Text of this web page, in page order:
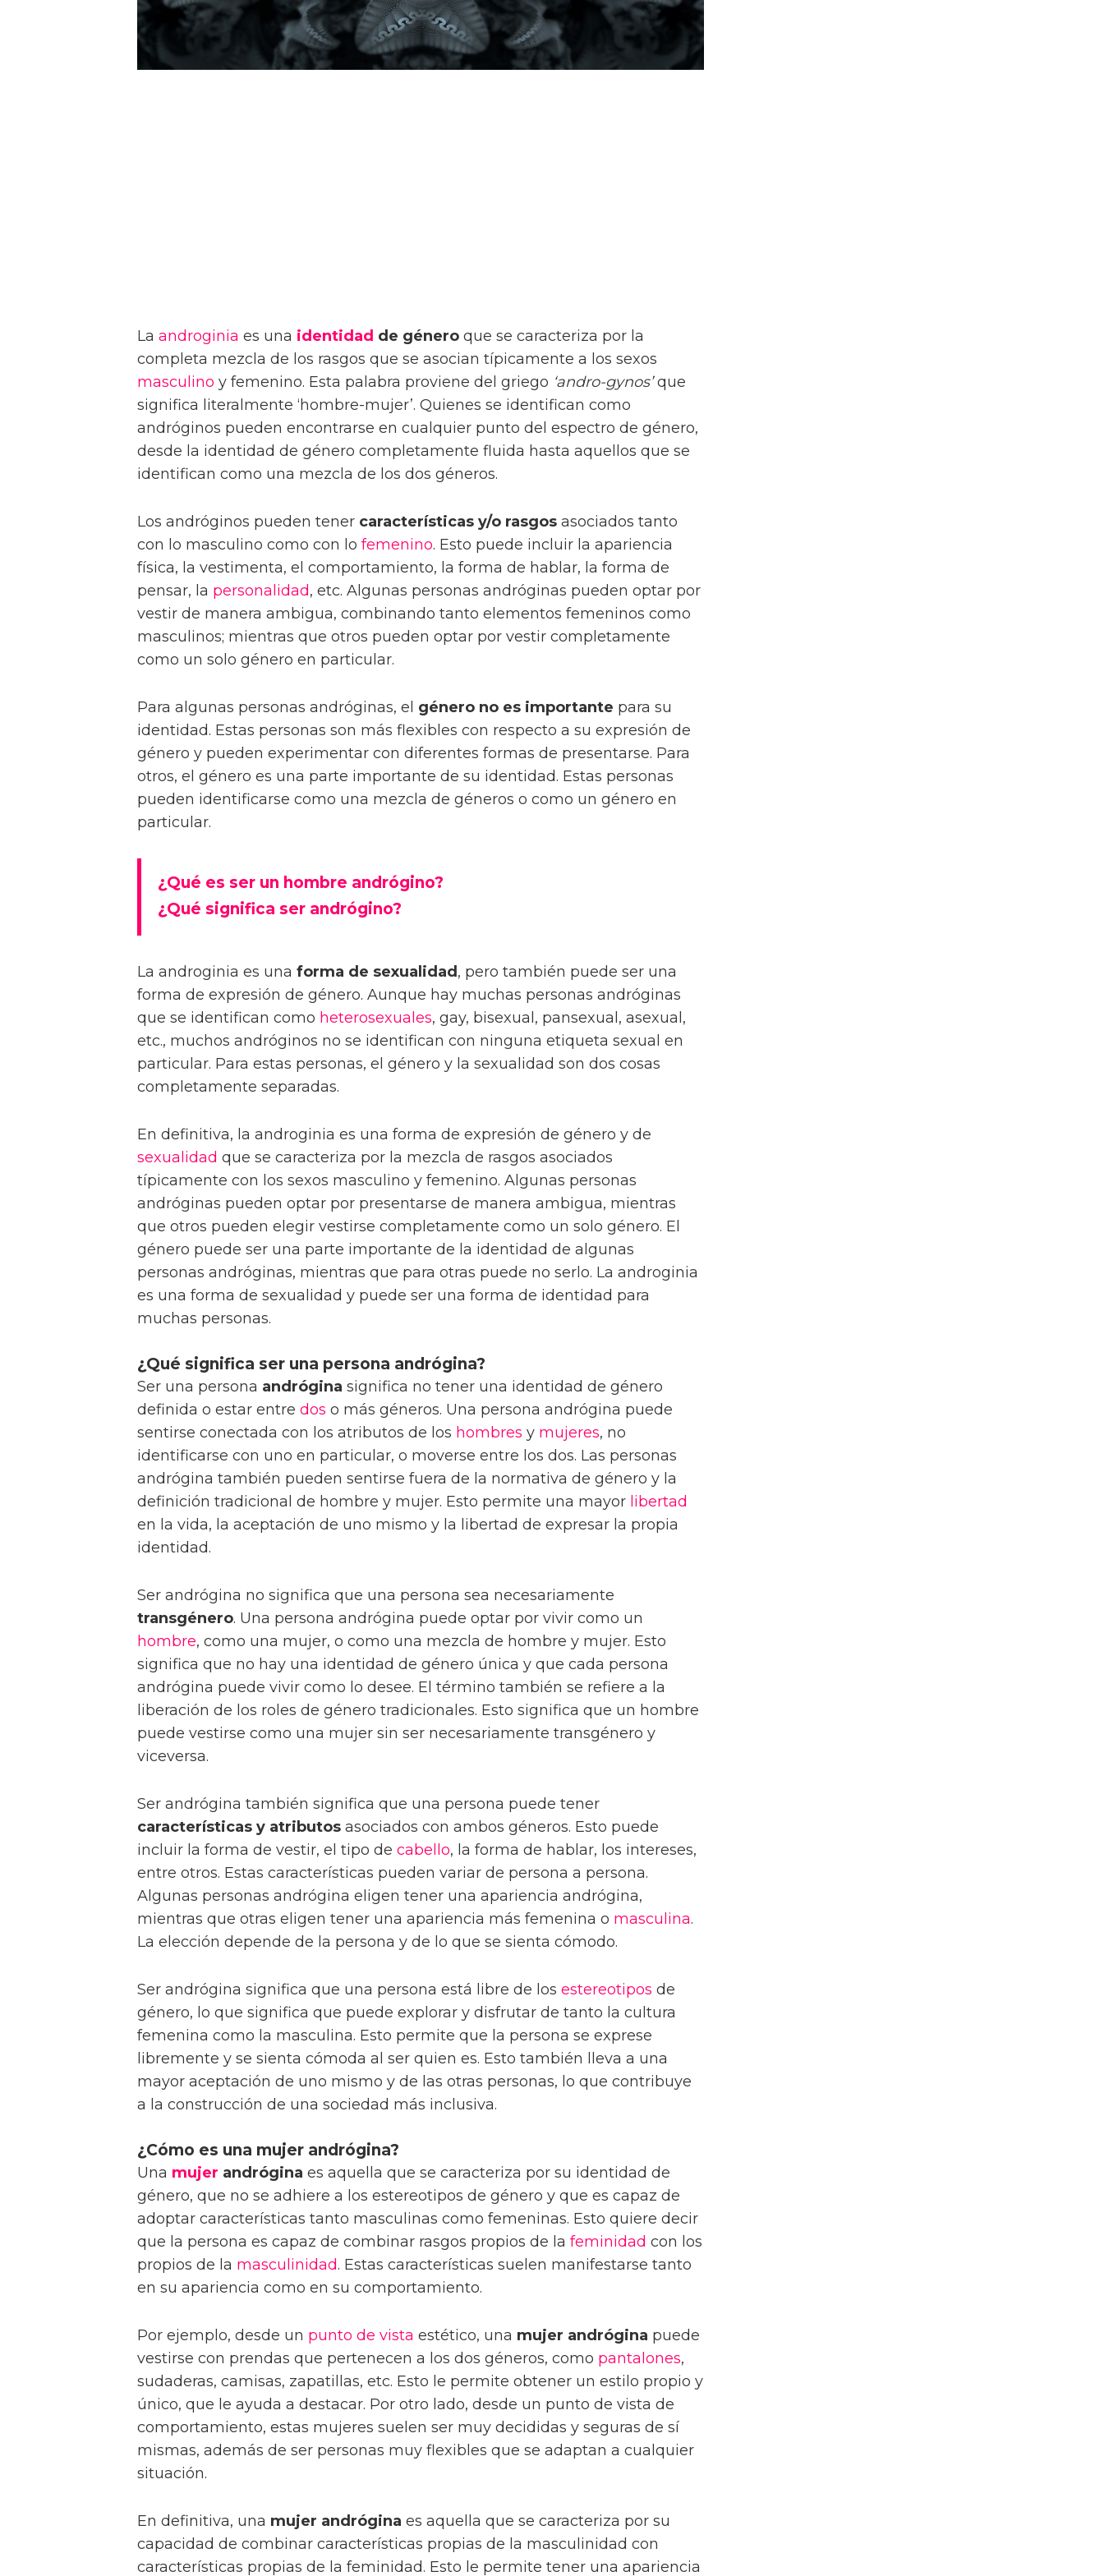
La androginia es una identidad de género que se caracteriza por la
completa mezcla de los rasgos que se asocian típicamente a los sexos
masculino y femenino. Esta palabra proviene del griego ‘andro-gynos’que
significa literalmente ‘hombre-mujer’. Quienes se identifican como
andróginos pueden encontrarse en cualquier punto del espectro de género,
desde la identidad de género completamente fluida hasta aquellos que se
identifican como una mezcla de los dos géneros.
Los andróginos pueden tener características y/o rasgos asociados tanto
con lo masculino como con lo femenino. Esto puede incluir la apariencia
física, la vestimenta, el comportamiento, la forma de hablar, la forma de
pensar, la personalidad, etc. Algunas personas andróginas pueden optar por
vestir de manera ambigua, combinando tanto elementos femeninos como
masculinos; mientras que otros pueden optar por vestir completamente
como un solo género en particular.
Para algunas personas andróginas, el género no es importante para su
identidad. Estas personas son más flexibles con respecto a su expresión de
género y pueden experimentar con diferentes formas de presentarse. Para
otros, el género es una parte importante de su identidad. Estas personas
pueden identificarse como una mezcla de géneros o como un género en
particular.
¿Qué es ser un hombre andrógino?
¿Qué significa ser andrógino?
La androginia es una forma de sexualidad , pero también puede ser una
forma de expresión de género. Aunque hay muchas personas andróginas
que se identifican como heterosexuales, gay, bisexual, pansexual, asexual,
etc., muchos andróginos no se identifican con ninguna etiqueta sexual en
particular. Para estas personas, el género y la sexualidad son dos cosas
completamente separadas.
En definitiva, la androginia es una forma de expresión de género y de
sexualidad que se caracteriza por la mezcla de rasgos asociados
típicamente con los sexos masculino y femenino. Algunas personas
andróginas pueden optar por presentarse de manera ambigua, mientras
que otros pueden elegir vestirse completamente como un solo género. El
género puede ser una parte importante de la identidad de algunas
personas andróginas, mientras que para otras puede no serlo. La androginia
es una forma de sexualidad y puede ser una forma de identidad para
muchas personas.
¿Qué significa ser una persona andrógina?
Ser una persona andrógina significa no tener una identidad de género
definida o estar entre dos o más géneros. Una persona andrógina puede
sentirse conectada con los atributos de los hombres y mujeres, no
identificarse con uno en particular, o moverse entre los dos. Las personas
andrógina también pueden sentirse fuera de la normativa de género y la
definición tradicional de hombre y mujer. Esto permite una mayor libertad
en la vida, la aceptación de uno mismo y la libertad de expresar la propia
identidad.
Ser andrógina no significa que una persona sea necesariamente
transgénero. Una persona andrógina puede optar por vivir como un
hombre, como una mujer, o como una mezcla de hombre y mujer. Esto
significa que no hay una identidad de género única y que cada persona
andrógina puede vivir como lo desee. El término también se refiere a la
liberación de los roles de género tradicionales. Esto significa que un hombre
puede vestirse como una mujer sin ser necesariamente transgénero y
viceversa.
Ser andrógina también significa que una persona puede tener
características y atributos asociados con ambos géneros. Esto puede
incluir la forma de vestir, el tipo de cabello, la forma de hablar, los intereses,
entre otros. Estas características pueden variar de persona a persona.
Algunas personas andrógina eligen tener una apariencia andrógina,
mientras que otras eligen tener una apariencia más femenina o masculina.
La elección depende de la persona y de lo que se sienta cómodo.
Ser andrógina significa que una persona está libre de los estereotipos de
género, lo que significa que puede explorar y disfrutar de tanto la cultura
femenina como la masculina. Esto permite que la persona se exprese
libremente y se sienta cómoda al ser quien es. Esto también lleva a una
mayor aceptación de uno mismo y de las otras personas, lo que contribuye
a la construcción de una sociedad más inclusiva.
¿Cómo es una mujer andrógina?
Una mujer andrógina es aquella que se caracteriza por su identidad de
género, que no se adhiere a los estereotipos de género y que es capaz de
adoptar características tanto masculinas como femeninas. Esto quiere decir
que la persona es capaz de combinar rasgos propios de la feminidad con los
propios de la masculinidad. Estas características suelen manifestarse tanto
en su apariencia como en su comportamiento.
Por ejemplo, desde un punto de vista estético, una mujer andrógina puede
vestirse con prendas que pertenecen a los dos géneros, como pantalones,
sudaderas, camisas, zapatillas, etc. Esto le permite obtener un estilo propio y
único, que le ayuda a destacar. Por otro lado, desde un punto de vista de
comportamiento, estas mujeres suelen ser muy decididas y seguras de sí
mismas, además de ser personas muy flexibles que se adaptan a cualquier
situación.
En definitiva, una mujer andrógina es aquella que se caracteriza por su
capacidad de combinar características propias de la masculinidad con
características propias de la feminidad. Esto le permite tener una apariencia